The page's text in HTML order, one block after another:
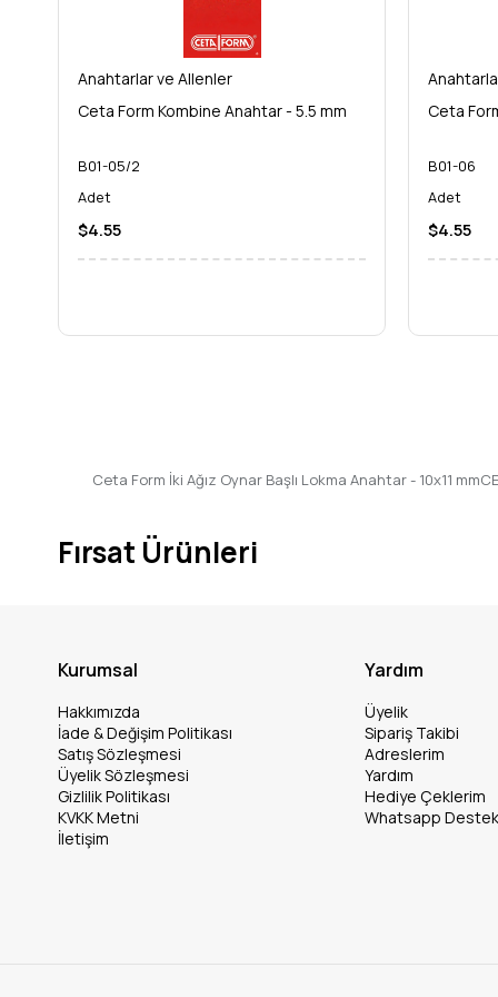
zaman mükemmel sonuçlara ulaşın!
Anahtarlar ve Allenler
Ceta Form Kombine Anahtar - 5.5 mm
B01-05/2
Adet
$4.55
Ceta
B01-06
Adet
$4.55
Ceta Form İki Ağız Oynar Başlı Lokma Anahtar - 10x11
Fırsat Ürünleri
Kurumsal
Hakkımızda
İade & Değişim Politikası
Satış Sözleşmesi
Üyelik Sözleşmesi
Gizlilik Politikası
KVKK Metni
İletişim
Yardım
Üyelik
Sipariş Takibi
Adreslerim
Yardım
Hediye Çeklerim
Whatsapp Destek